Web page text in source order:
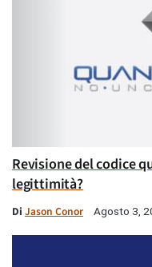
Revisione del codice
legittimità?
Di Jason Conor Agosto 3,